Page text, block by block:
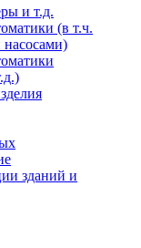
и т.д.
(в т.ч.
зданий и